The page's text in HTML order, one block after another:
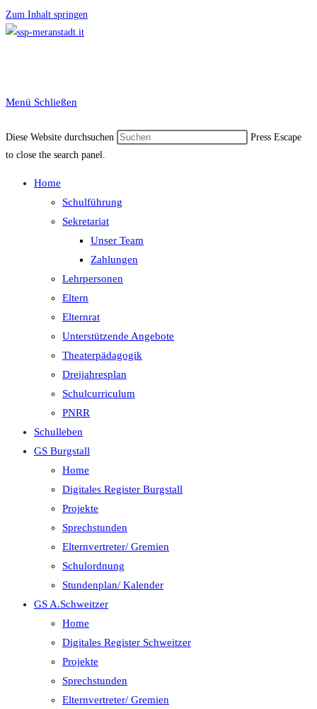
Zum Inhalt springen
Menü Schließen
Diese Website durchsuchen
Press Escape
to close the search panel.
Home
Schulführung
Sekretariat
Unser Team
Zahlungen
Lehrpersonen
Eltern
Elternrat
Unterstützende Angebote
Theaterpädagogik
Dreijahresplan
Schulcurriculum
PNRR
Schulleben
GS Burgstall
Home
Digitales Register Burgstall
Projekte
Sprechstunden
Elternvertreter/ Gremien
Schulordnung
Stundenplan/ Kalender
GS A.Schweitzer
Home
Digitales Register Schweitzer
Projekte
Sprechstunden
Elternvertreter/ Gremien